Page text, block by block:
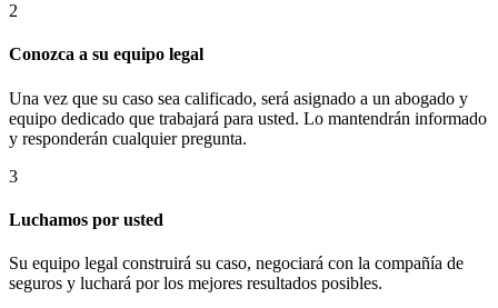
2
Conozca a su equipo legal
Una vez que su caso sea calificado, será asignado a un abogado y
equipo dedicado que trabajará para usted. Lo mantendrán informado
y responderán cualquier pregunta.
3
Luchamos por usted
Su equipo legal construirá su caso, negociará con la compañía de
seguros y luchará por los mejores resultados posibles.